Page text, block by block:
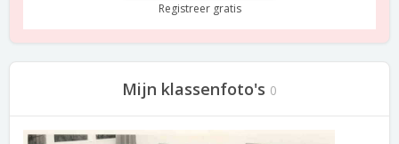
Registreer gratis
Mijn klassenfoto's 0